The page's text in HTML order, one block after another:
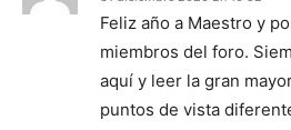
Feliz año a Maestro y
miembros del foro.
aquí y leer la gran
puntos de vista